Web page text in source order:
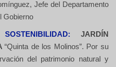
Jefe del Departamento
Gobierno
JARDÍN
“Quinta de los Molinos”. Por su
del patrimonio natural y